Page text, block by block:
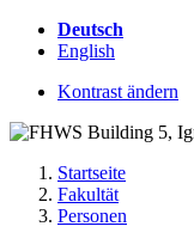
Deutsch
English
Kontrast ändern
Startseite
Fakultät
Personen